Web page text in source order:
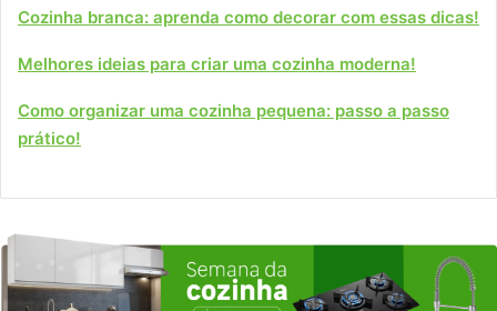
Cozinha branca: aprenda como decorar com essas dicas!
Melhores ideias para criar uma cozinha moderna!
Como organizar uma cozinha pequena: passo a passo
prático!